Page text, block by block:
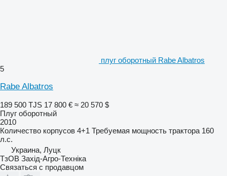
плуг оборотный Rabe Albatros
5
Rabe Albatros
189 500 TJS 17 800 € ≈ 20 570 $
Плуг оборотный
2010
Количество корпусов 4+1 Требуемая мощность трактора 160
л.с.
Украина, Луцк
ТзОВ Захід-Агро-Техніка
Связаться с продавцом